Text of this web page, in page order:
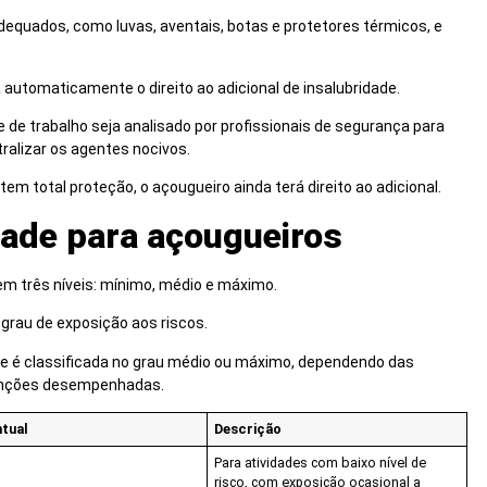
como luvas, aventais, botas e protetores térmicos, e
o direito ao adicional de insalubridade.
trabalho seja analisado por profissionais de segurança para
os agentes nocivos.
total proteção, o açougueiro ainda terá direito ao adicional.
para açougueiros
três níveis: mínimo, médio e máximo.
de exposição aos riscos.
é classificada no grau médio ou máximo, dependendo das
desempenhadas.
Descrição
Para atividades com baixo nível de
risco, com exposição ocasional a